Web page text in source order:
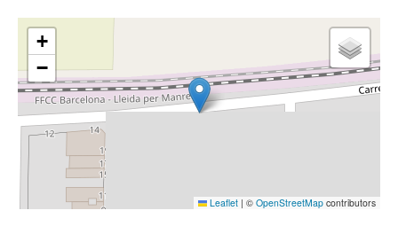
+
−
Leaflet | © OpenStreetMap contributors